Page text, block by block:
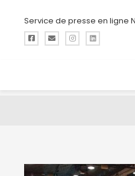
Service de presse en ligne